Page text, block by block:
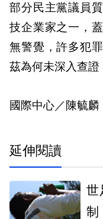
部分民主黨議員
技企業家之一，
無警覺，許多犯
茲為何未深入查證
國際中心／陳毓
延伸閱讀
世
制